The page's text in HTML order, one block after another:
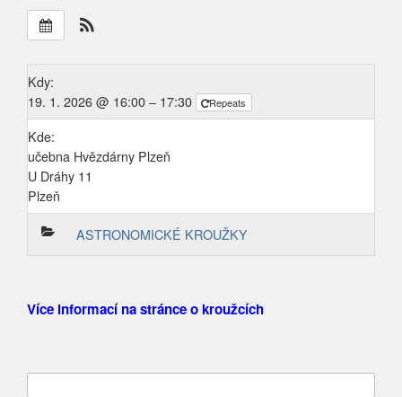
Kdy:
19. 1. 2026 @ 16:00 – 17:30
Repeats
Kde:
učebna Hvězdárny Plzeň
U Dráhy 11
Plzeň
ASTRONOMICKÉ KROUŽKY
Více informací na stránce o kroužcích